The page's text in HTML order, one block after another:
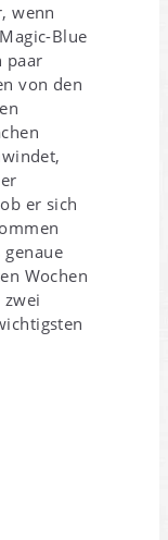
wenn
Blue
paar
von den
er sich
Wochen